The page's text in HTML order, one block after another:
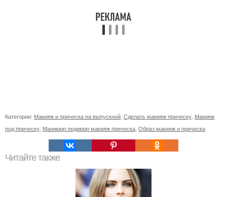
Категории: Макияж и прическа на выпускной Сделать макияж прическу Макияж
под прическу Маникюр педикюр макияж прическа Образ макияж и прическа
Читайте также